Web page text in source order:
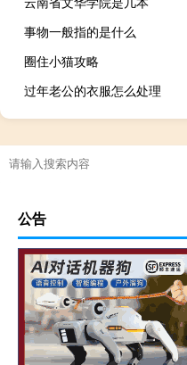
事物一般指的是什么
圈住小猫攻略
过年老公的衣服怎么处理
公告